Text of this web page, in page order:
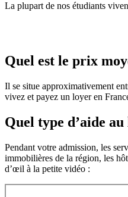
La plupart de nos étudiants
Quel est le prix
Il se situe approximativement
vivez et payez un loyer en
Quel type d’aide
Pendant votre admission, les
immobilières de la région, les
d’œil à la petite vidéo :